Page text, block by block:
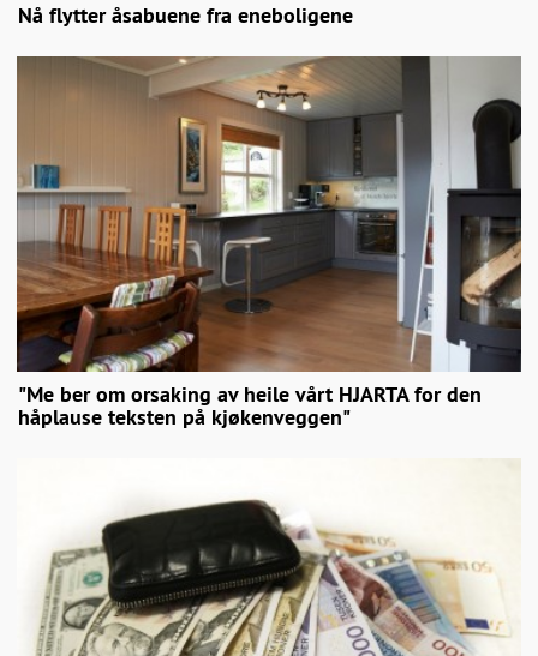
Nå flytter åsabuene fra eneboligene
"Me ber om orsaking av heile vårt HJARTA for den
håplause teksten på kjøkenveggen"